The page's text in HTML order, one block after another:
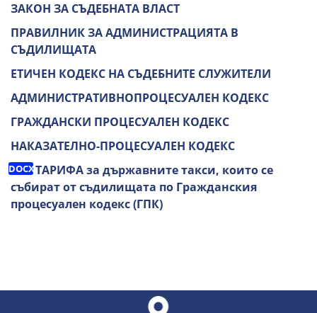
ЗАКОН ЗА СЪДЕБНАТА ВЛАСТ
ПРАВИЛНИК ЗА АДМИНИСТРАЦИЯТА В
СЪДИЛИЩАТА
ЕТИЧЕН КОДЕКС НА СЪДЕБНИТЕ СЛУЖИТЕЛИ
АДМИНИСТРАТИВНОПРОЦЕСУАЛЕН КОДЕКС
ГРАЖДАНСКИ ПРОЦЕСУАЛЕН КОДЕКС
НАКАЗАТЕЛНО-ПРОЦЕСУАЛЕН КОДЕКС
ТАРИФА за държавните такси, които се
събират от съдилищата по Гражданския
процесуален кодекс (ГПК)